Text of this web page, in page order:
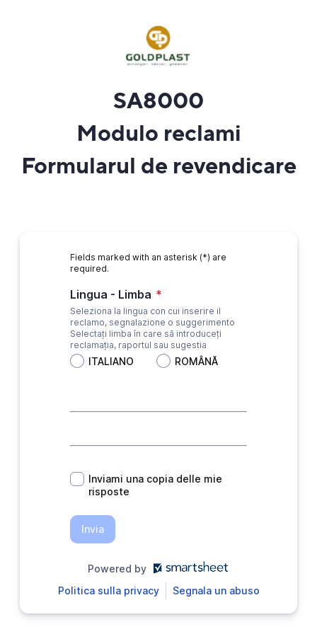
SA8000
Modulo reclami
Formularul de revendicare
Fields marked with an asterisk (*) are
required.
Lingua - Limba *
Seleziona la lingua con cui inserire il
reclamo, segnalazione o suggerimento
Selectați limba în care să introduceți
reclamația, raportul sau sugestia
ITALIANO ROMÂNĂ
*
Inviami una copia delle mie
risposte
Invia
Powered by
Politica sulla privacy
Segnala un abuso